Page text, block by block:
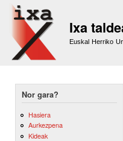
Ixa
Euskal Herriko
Nor gara?
Hasiera
Aurkezpena
Kideak